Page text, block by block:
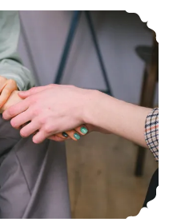
Kommentare zu negativem Schwangerschaftstest